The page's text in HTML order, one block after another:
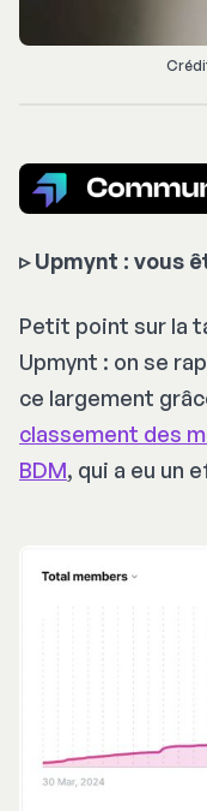
▹ Upmynt : vous
Petit point sur la
Upmynt : on se
ce largement
classement des
BDM, qui a eu un